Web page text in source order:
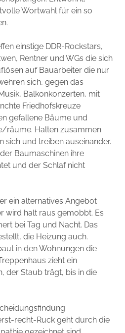
Wortwahl für ein so
einstige DDR-Rockstars,
Rentner und WGs die sich
auf Bauarbeiter die nur
sich, gegen das
Balkonkonzerten, mit
Friedhofskreuze
gefallene Bäume und
räume. Halten zusammen
sich und treiben auseinander.
Baumaschinen ihre
und der Schlaf nicht
ein alternatives Angebot
wird halt raus gemobbt. Es
bei Tag und Nacht. Das
die Heizung auch.
in den Wohnungen die
zieht ein
der Staub trägt, bis in die
recht-Ruck geht durch die